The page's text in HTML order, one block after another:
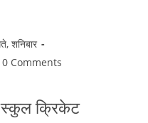
शनिबार
0 Comments
स्कुल क्रिकेट